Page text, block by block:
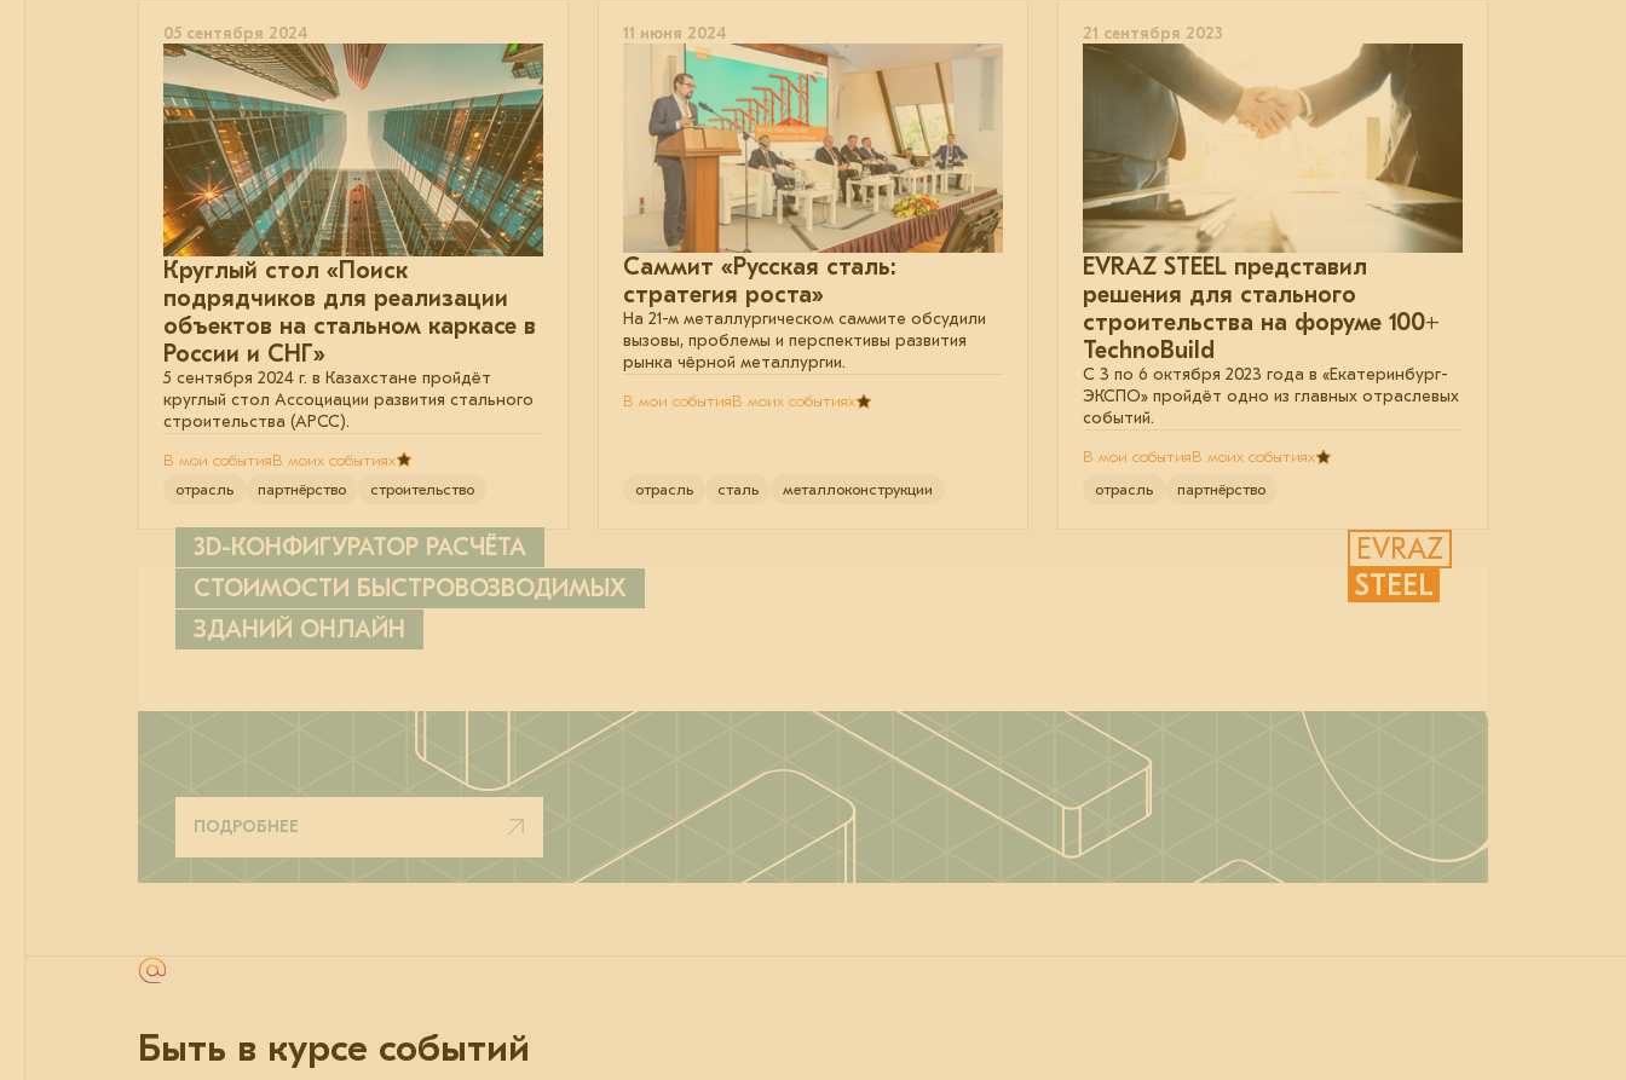
05 сентября 2024
Круглый стол «Поиск
подрядчиков для реализации
объектов на стальном каркасе в
России и СНГ»
5 сентября 2024 г. в Казахстане пройдёт
круглый стол Ассоциации развития стального
строительства (АРСС).
В мои событияВ моих событиях
отрасль
партнёрство строительство
11 июня 2024
Саммит «Русская сталь:
стратегия роста»
На 21-м металлургическом саммите обсудили
вызовы, проблемы и перспективы развития
рынка чёрной металлургии.
В мои событияВ моих событиях
отрасль сталь металлоконструкции
21 сентября 2023
EVRAZ STEEL представил
решения для стального
строительства на форуме 100+
TechnoBuild
С 3 по 6 октября 2023 года в «Екатеринбург-
ЭКСПО» пройдёт одно из главных отраслевых
событий.
В мои событияВ моих событиях
отрасль
партнёрство
3D-КОНФИГУРАТОР РАСЧЁТА
СТОИМОСТИ БЫСТРОВОЗВОДИМЫХ
ЗДАНИЙ ОНЛАЙН
EVRAZ
STEEL
ПОДРОБНЕЕ
Быть в курсе событий